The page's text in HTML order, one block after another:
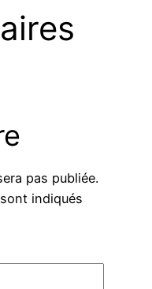
pas publiée.
indiqués